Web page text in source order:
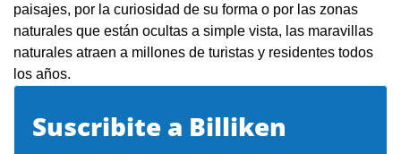
paisajes, por la curiosidad de su forma o por las zonas
naturales que están ocultas a simple vista, las maravillas
naturales atraen a millones de turistas y residentes todos
los años.
Suscribite a Billiken